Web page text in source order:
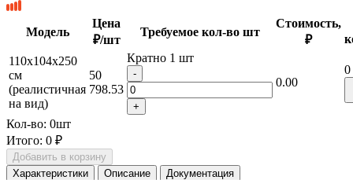
Модель
Цена
₽/шт
Требуемое кол-во шт
Стоимость,
₽
110x104x250
см
(реалистичная
на вид)
50
798.53
Кратно 1 шт
-
+
0.00
0
Кол-во: 0шт
Итого: 0 ₽
Добавить в корзину
Характеристики
Описание Документация